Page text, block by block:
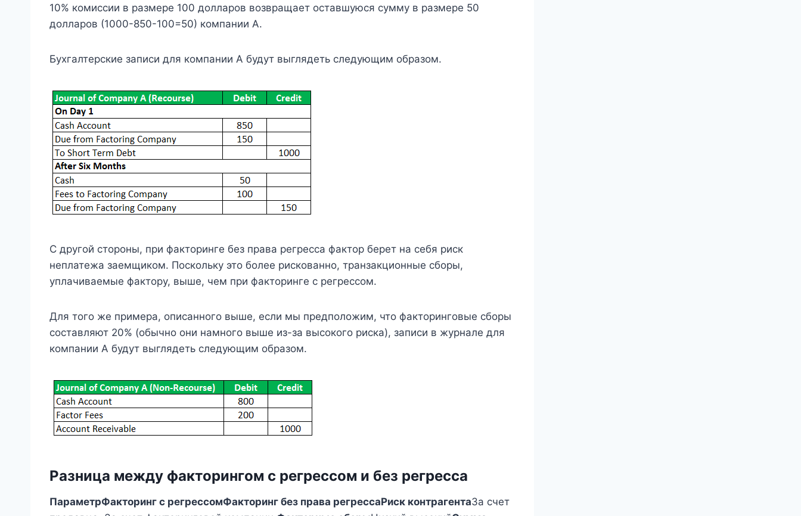
10% комиссии в размере 100 долларов возвращает оставшуюся сумму в размере 50
долларов (1000-850-100=50) компании А.
Бухгалтерские записи для компании А будут выглядеть следующим образом.
С другой стороны, при факторинге без права регресса фактор берет на себя риск
неплатежа заемщиком. Поскольку это более рискованно, транзакционные сборы,
уплачиваемые фактору, выше, чем при факторинге с регрессом.
Для того же примера, описанного выше, если мы предположим, что факторинговые сборы
составляют 20% (обычно они намного выше из-за высокого риска), записи в журнале для
компании А будут выглядеть следующим образом.
Разница между факторингом с регрессом и без регресса
ПараметрФакторинг с регрессомФакторинг без права регрессаРиск контрагентаЗа счет